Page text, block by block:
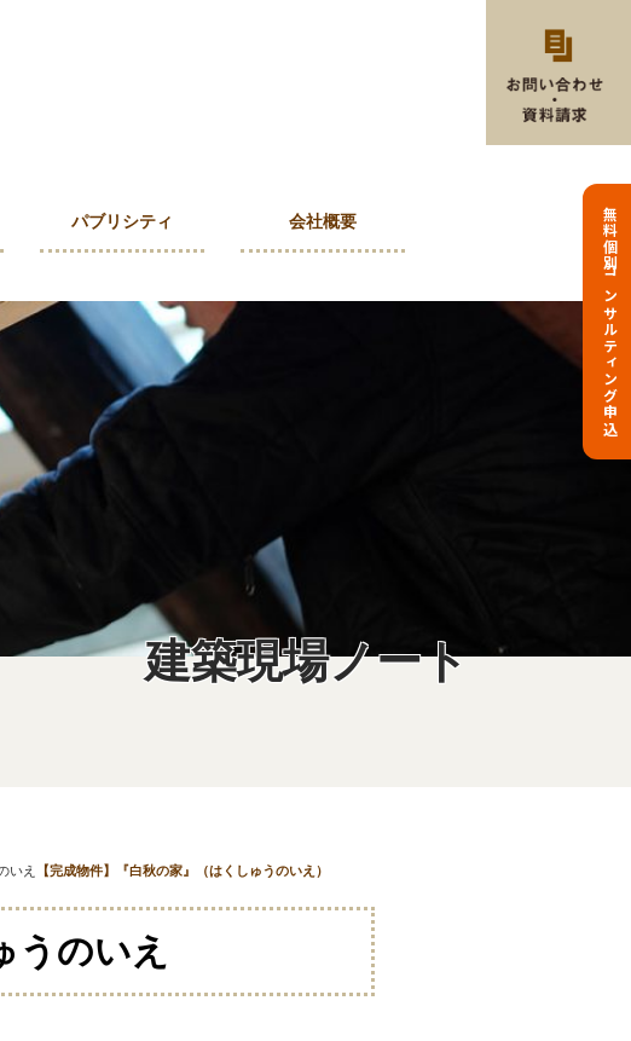
無料個別コンサルティング申込
パブリシティ 会社概要
建築現場ノート
【完成物件】『白秋の家』（はくしゅうのいえ）
いえ
うのいえ